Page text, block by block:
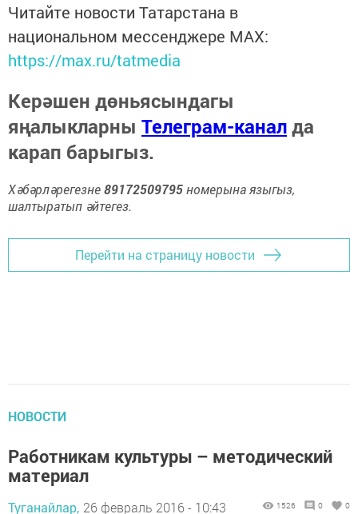
Читайте новости Татарстана в
национальном мессенджере MАХ:
https://max.ru/tatmedia
Керәшен дөньясындагы
яңалыкларны Телеграм-каналда
карап барыгыз.
Хәбәрләрегезне89172509795номерына языгыз,
шалтыратып әйтегез.
Перейти на страницу новости
НОВОСТИ
Работникам культуры – методический
материал
Туганайлар, 26 февраль 2016 - 10:43 1526 0 0